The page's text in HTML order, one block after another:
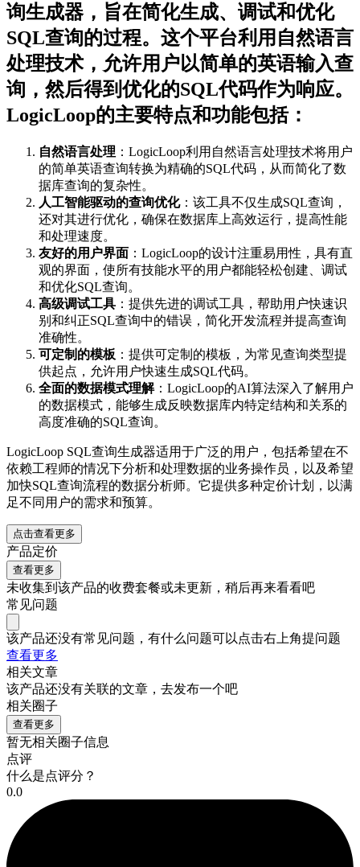
询生成器，旨在简化生成、调试和优化
SQL查询的过程。这个平台利用自然语言
处理技术，允许用户以简单的英语输入查
询，然后得到优化的SQL代码作为响应。
LogicLoop的主要特点和功能包括：
自然语言处理 ：LogicLoop利用自然语言处理技术将用户
的简单英语查询转换为精确的SQL代码，从而简化了数
据库查询的复杂性。
人工智能驱动的查询优化：该工具不仅生成SQL查询，
还对其进行优化，确保在数据库上高效运行，提高性能
和处理速度。
友好的用户界面 ：LogicLoop的设计注重易用性，具有直
观的界面，使所有技能水平的用户都能轻松创建、调试
和优化SQL查询。
高级调试工具 ：提供先进的调试工具，帮助用户快速识
别和纠正SQL查询中的错误，简化开发流程并提高查询
准确性。
可定制的模板 ：提供可定制的模板，为常见查询类型提
供起点，允许用户快速生成SQL代码。
全面的数据模式理解：LogicLoop的AI算法深入了解用户
的数据模式，能够生成反映数据库内特定结构和关系的
高度准确的SQL查询。
LogicLoop SQL查询生成器适用于广泛的用户，包括希望在不
依赖工程师的情况下分析和处理数据的业务操作员，以及希望
加快SQL查询流程的数据分析师。它提供多种定价计划，以满
足不同用户的需求和预算。
点击查看更多
产品定价
查看更多
未收集到该产品的收费套餐或未更新，稍后再来看看吧
常见问题
该产品还没有常见问题，有什么问题可以点击右上角提问题
查看更多
相关文章
该产品还没有关联的文章，去发布一个吧
相关圈子
查看更多
暂无相关圈子信息
点评
什么是点评分？
0.0